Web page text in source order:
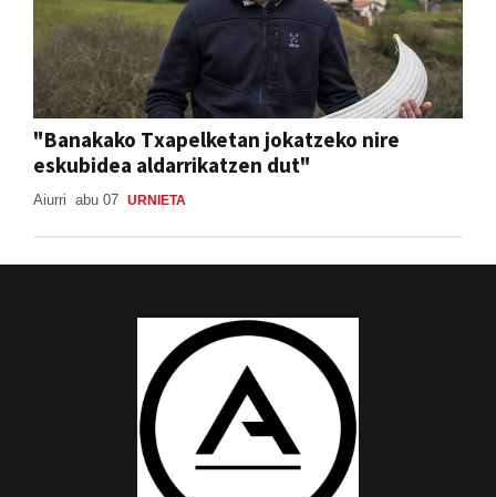
"Banakako Txapelketan jokatzeko nire
eskubidea aldarrikatzen dut"
Aiurri abu 07 URNIETA